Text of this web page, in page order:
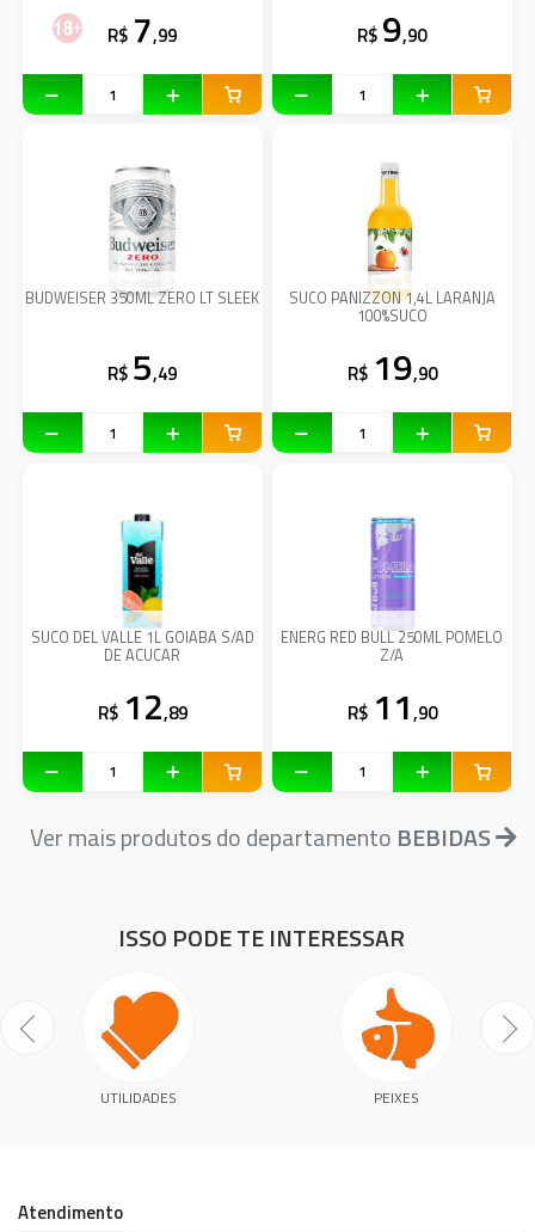
R$ 7,99 R$ 9,90
BUDWEISER 350ML ZERO LT SLEEK
R$ 5,49
SUCO PANIZZON 1,4L LARANJA
100%SUCO
R$ 19,90
SUCO DEL VALLE 1L GOIABA S/AD
DE ACUCAR
R$ 12,89
ENERG RED BULL 250ML POMELO
Z/A
R$ 11,90
Ver mais produtos do departamento BEBIDAS
ISSO PODE TE INTERESSAR
UTILIDADES PEIXES
Atendimento